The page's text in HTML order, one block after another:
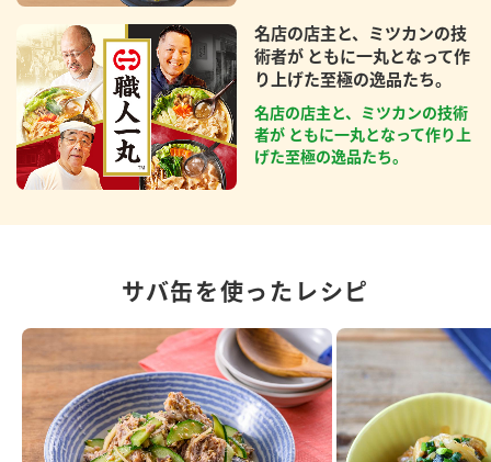
名店の店主と、ミツカンの技
術者が ともに一丸となって作
り上げた至極の逸品たち。
名店の店主と、ミツカンの技術
者が ともに一丸となって作り上
げた至極の逸品たち。
サバ缶を使ったレシピ